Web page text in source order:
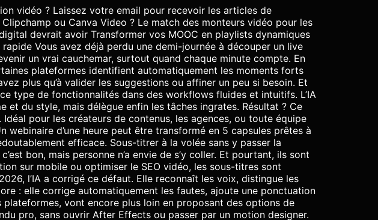
vidéo ? Laissez votre email pour recevoir les articles de
ou Canva Video ? Le match des monteurs vidéo pour les
devrait avoir Transformer vos MOOC en playlists dynamiques
Vous avez déjà perdu une demi-journée à découper un live
un vrai cauchemar, surtout quand chaque minute compte. En
plateformes identifient automatiquement les moments forts
plus qu’à valider les suggestions ou affiner un peu si besoin. Et
type de fonctionnalités dans des workflows fluides et intuitifs. L’IA
du style, mais délègue enfin les tâches ingrates. Résultat ? Ce
pour les créateurs de contenus, les agences, ou toute équipe
d’une heure peut être transformé en 5 capsules prêtes à
efficace. Sous-titrer à la volée sans y passer la
bon, mais personne n’a envie de s’y coller. Et pourtant, ils sont
sur mobile ou optimiser le SEO vidéo, les sous-titres sont
l’IA a corrigé ce défaut. Elle reconnaît les voix, distingue les
: elle corrige automatiquement les fautes, ajoute une ponctuation
vont encore plus loin en proposant des options de
pro, sans ouvrir After Effects ou passer par un motion designer.